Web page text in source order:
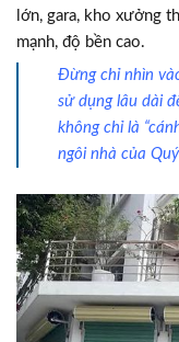
lớn, gara, kho xưởng
mạnh, độ bền cao.
Đừng chỉ nhìn
sử dụng lâu dài
không chỉ là
ngôi nhà của